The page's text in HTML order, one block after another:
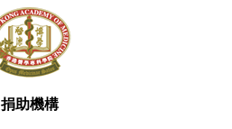
捐助機構